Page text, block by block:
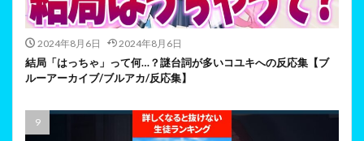
2024年8月6日 2024年8月6日
結局「はっちゃ」って何…？謎台詞が多いコユキへの反応集【ブ
ルーアーカイブ/ブルアカ/反応集】